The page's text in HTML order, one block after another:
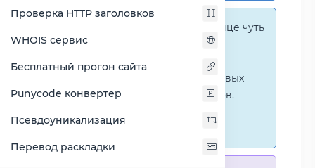
Проверка HTTP заголовков
WHOIS сервис
Бесплатный прогон сайта
Punycode конвертер
Псевдоуникализация
Перевод раскладки
На этой странице чуть
графические сравнения
количественных и числовых
параметров процессоров.
сравнениям.